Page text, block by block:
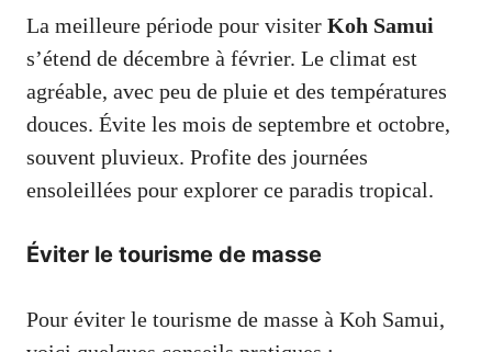
La meilleure période pour visiter Koh Samui
s’étend de décembre à février. Le climat est
agréable, avec peu de pluie et des températures
douces. Évite les mois de septembre et octobre,
souvent pluvieux. Profite des journées
ensoleillées pour explorer ce paradis tropical.
Éviter le tourisme de masse
Pour éviter le tourisme de masse à Koh Samui,